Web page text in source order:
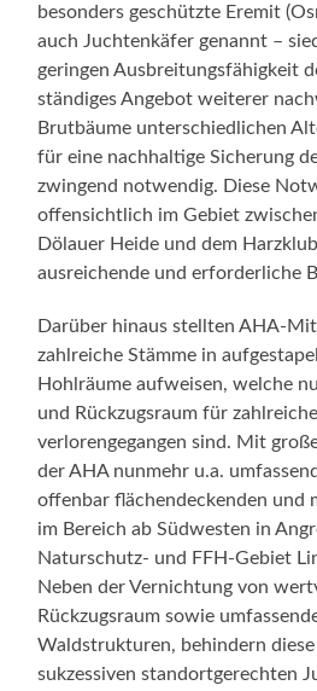
besonders geschützte Eremit
auch Juchtenkäfer genannt –
geringen Ausbreitungsfähigkeit
ständiges Angebot weiterer
Brutbäume unterschiedlichen
für eine nachhaltige Sicherung
zwingend notwendig. Diese
offensichtlich im Gebiet
Dölauer Heide und dem
ausreichende und erforderliche
Darüber hinaus stellten AHA-
zahlreiche Stämme in
Hohlräume aufweisen, welche
und Rückzugsraum für
verlorengegangen sind. Mit
der AHA nunmehr u.a.
offenbar flächendeckenden und
im Bereich ab Südwesten in
Naturschutz- und FFH-Gebiet
Neben der Vernichtung von
Rückzugsraum sowie
Waldstrukturen, behindern
sukzessiven standortgerechten